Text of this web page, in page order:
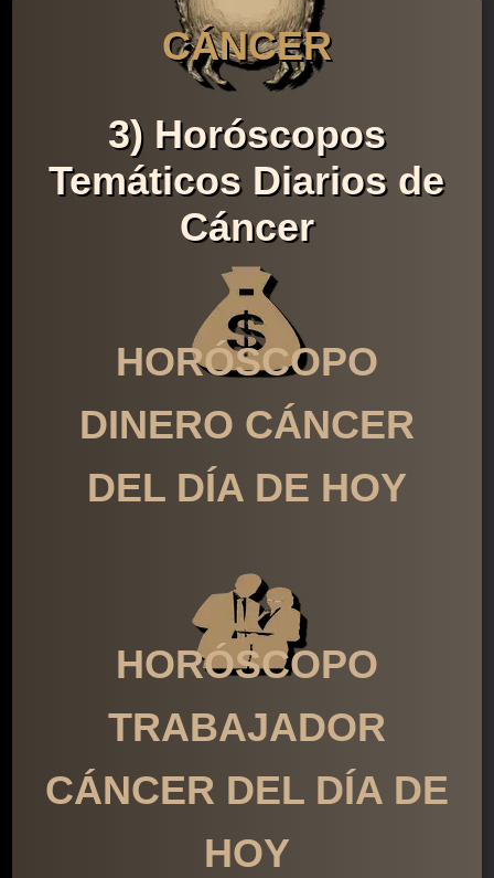
CÁNCER
3) Horóscopos
Temáticos Diarios de
Cáncer
HORÓSCOPO
DINERO CÁNCER
DEL DÍA DE HOY
HORÓSCOPO
TRABAJADOR
CÁNCER DEL DÍA DE
HOY